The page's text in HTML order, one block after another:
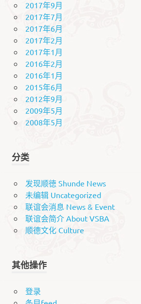
2017年9月
2017年7月
2017年6月
2017年2月
2017年1月
2016年2月
2016年1月
2015年6月
2012年9月
2009年5月
2008年5月
分类
发现顺徳 Shunde News
未编辑 Uncategorized
联谊会消息 News & Event
联谊会简介 About VSBA
顺德文化 Culture
其他操作
登录